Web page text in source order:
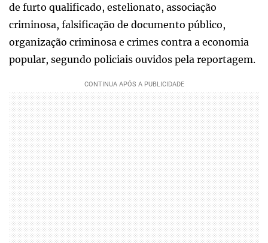
de furto qualificado, estelionato, associação
criminosa, falsificação de documento público,
organização criminosa e crimes contra a economia
popular, segundo policiais ouvidos pela reportagem.